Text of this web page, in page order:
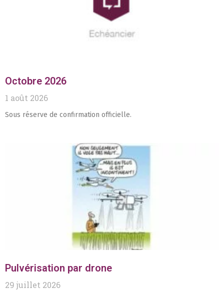
Octobre 2026
1 août 2026
Sous réserve de confirmation officielle.
Pulvérisation par drone
29 juillet 2026